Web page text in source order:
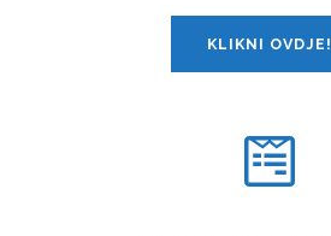
KLIKNI OVDJE!